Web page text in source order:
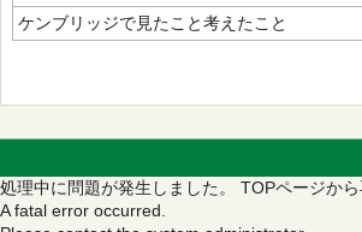
ケンブリッジで見たこと考えたこと
処理中に問題が発生しました。 TOPページか
A fatal error occurred.